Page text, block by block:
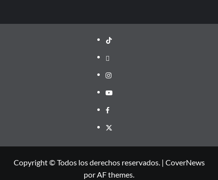
TikTok
threads
Instagram
Youtube
Facebook
X
Copyright © Todos los derechos reservados. | CoverNews
por AF themes.